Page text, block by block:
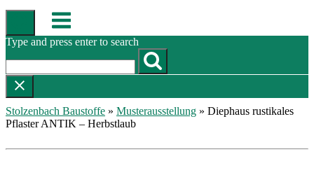
Skip
content
Menu
Type and press enter to search
Stolzenbach Baustoffe » Musterausstellung » Diephaus rustikales
Pflaster ANTIK – Herbstlaub